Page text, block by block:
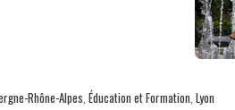
Rhône-Alpes, Éducation et Formation, Lyon